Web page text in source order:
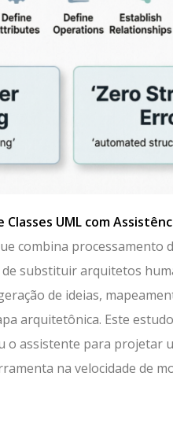
UML com
combina
substituir arquitetos
de ideias,
arquitetônica. Este
assistente para projetar
na velocidade de